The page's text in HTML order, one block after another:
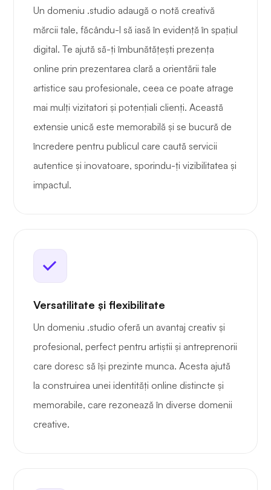
Un domeniu .studio adaugă o notă creativă
mărcii tale, făcându-l să iasă în evidență în spațiul
digital. Te ajută să-ți îmbunătățești prezența
online prin prezentarea clară a orientării tale
artistice sau profesionale, ceea ce poate atrage
mai mulți vizitatori și potențiali clienți. Această
extensie unică este memorabilă și se bucură de
încredere pentru publicul care caută servicii
autentice și inovatoare, sporindu-ți vizibilitatea și
impactul.
Versatilitate și flexibilitate
Un domeniu .studio oferă un avantaj creativ și
profesional, perfect pentru artiștii și antreprenorii
care doresc să își prezinte munca. Acesta ajută
la construirea unei identități online distincte și
memorabile, care rezonează în diverse domenii
creative.